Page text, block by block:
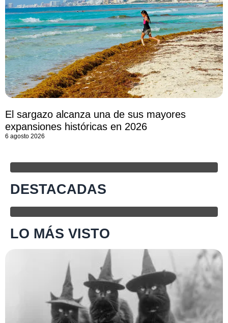
El sargazo alcanza una de sus mayores
expansiones históricas en 2026
6 agosto 2026
DESTACADAS
LO MÁS VISTO